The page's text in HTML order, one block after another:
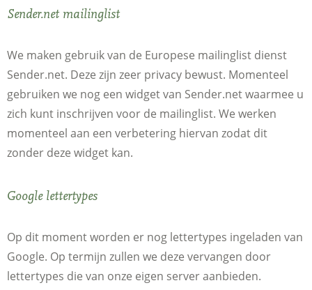
Sender.net mailinglist
We maken gebruik van de Europese mailinglist dienst
Sender.net. Deze zijn zeer privacy bewust. Momenteel
gebruiken we nog een widget van Sender.net waarmee u
zich kunt inschrijven voor de mailinglist. We werken
momenteel aan een verbetering hiervan zodat dit
zonder deze widget kan.
Google lettertypes
Op dit moment worden er nog lettertypes ingeladen van
Google. Op termijn zullen we deze vervangen door
lettertypes die van onze eigen server aanbieden.